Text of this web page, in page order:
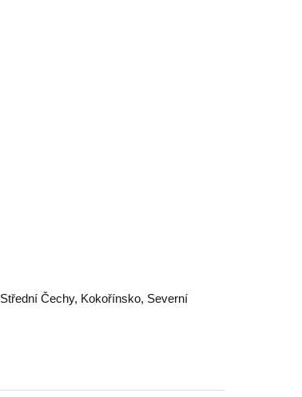
Střední Čechy, Kokořínsko, Severní